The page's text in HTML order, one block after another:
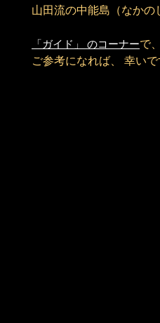
山田流の中能島（なか
「ガイド」 のコーナーで
ご参考になれば、 幸いで